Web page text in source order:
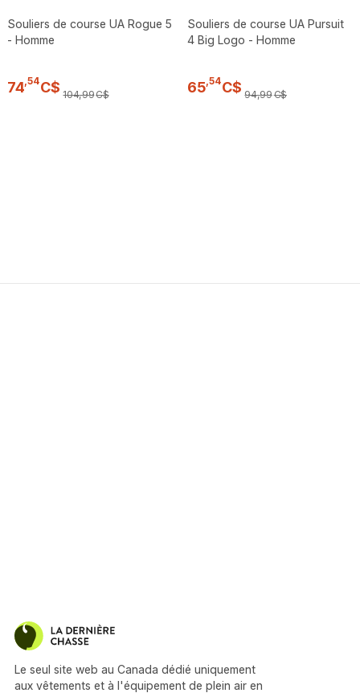
Souliers de course UA Rogue 5
- Homme
74 54C$ 104,99C$
Souliers de course UA Pursuit
4 Big Logo - Homme
65 54C$ 94,99C$
Le seul site web au Canada dédié uniquement
aux vêtements et à l'équipement de plein air en